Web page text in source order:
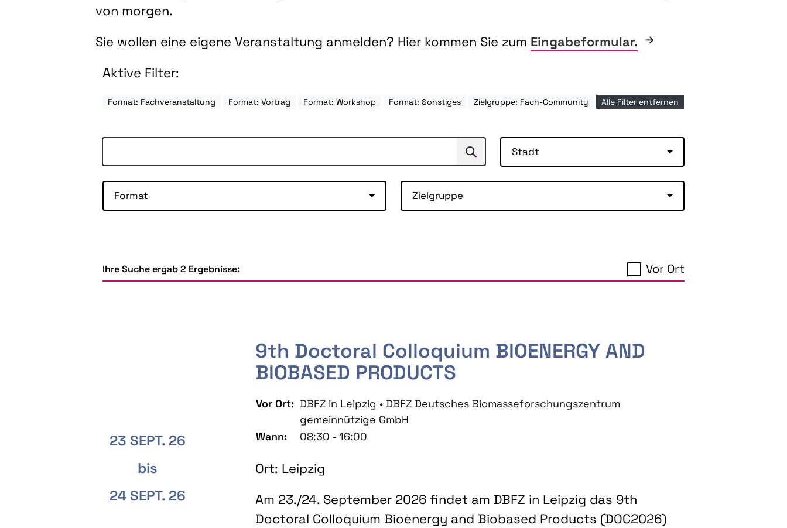
von morgen.
Sie wollen eine eigene Veranstaltung anmelden? Hier kommen Sie zum Eingabeformular.
Aktive Filter:
Format: Fachveranstaltung Format: Vortrag Format: Workshop Format: Sonstiges Zielgruppe: Fach-Community Alle Filter entfernen
Suchen Stadt
Format Zielgruppe
Ihre Suche ergab 2 Ergebnisse: Vor Ort
23 SEPT. 26
bis
24 SEPT. 26
9th Doctoral Colloquium BIOENERGY AND
BIOBASED PRODUCTS
Vor Ort: DBFZ in Leipzig • DBFZ Deutsches Biomasseforschungszentrum
gemeinnützige GmbH
Wann:
08:30 - 16:00
Ort: Leipzig
Am 23./24. September 2026 findet am DBFZ in Leipzig das 9th
Doctoral Colloquium Bioenergy and Biobased Products (DOC2026)